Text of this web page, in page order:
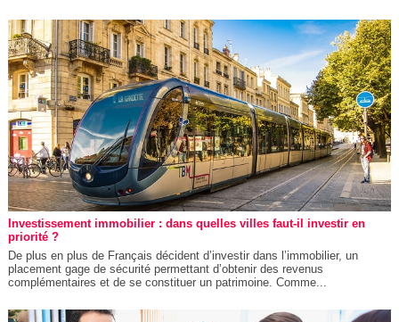
Investissement immobilier : dans quelles villes faut-il investir en
priorité ?
De plus en plus de Français décident d’investir dans l’immobilier, un
placement gage de sécurité permettant d’obtenir des revenus
complémentaires et de se constituer un patrimoine. Comme...